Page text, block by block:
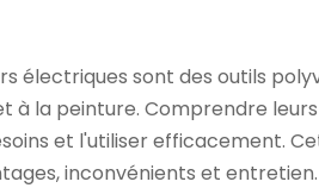
électriques sont des outils
à la peinture. Comprendre
et l'utiliser efficacement.
inconvénients et entretien.